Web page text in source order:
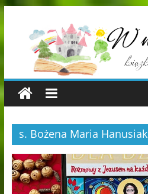
s. Bożena Maria Hanusiak